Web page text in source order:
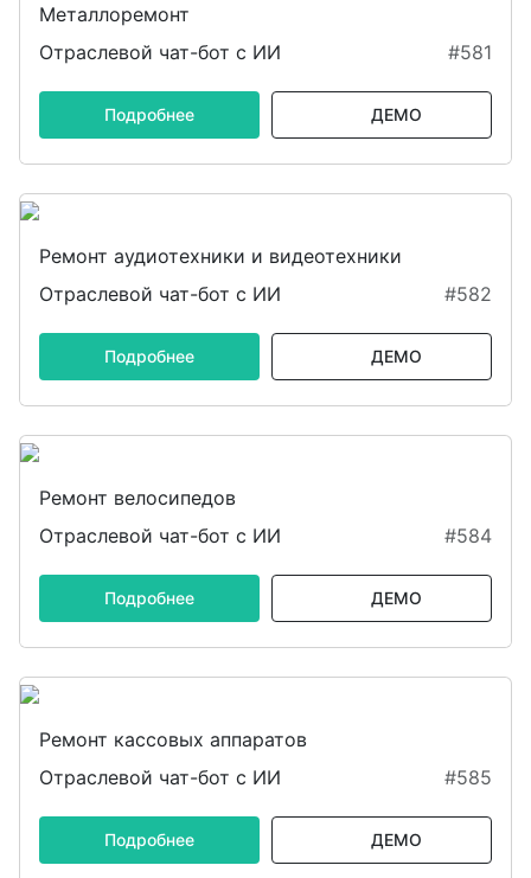
Металлоремонт
Отраслевой чат-бот с ИИ
#581
Подробнее ДЕМО
Ремонт аудиотехники и видеотехники
Отраслевой чат-бот с ИИ
#582
Подробнее ДЕМО
Ремонт велосипедов
Отраслевой чат-бот с ИИ
#584
Подробнее ДЕМО
Ремонт кассовых аппаратов
Отраслевой чат-бот с ИИ
#585
Подробнее ДЕМО